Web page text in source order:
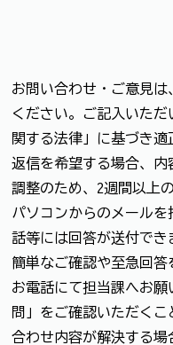
お問い合わせ・ご意見は
ください。ご記入いた
関する法律」に基づき適
返信を希望する場合、
調整のため、2週間以上
パソコンからのメール
話等には回答が送付でき
簡単なご確認や至急回
お電話にて担当課へお
問」をご確認いただく
合わせ内容が解決する場